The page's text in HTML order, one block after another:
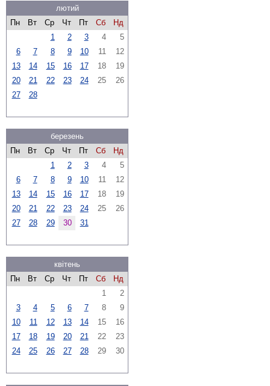
лютий
Пн
Вт Ср Чт Пт Сб
Нд
1
2 3 4
5
6
7 8 9 10 11
12
13
14 15 16 17 18
19
20
21 22 23 24 25
26
27
28
березень
Пн
Вт Ср Чт Пт Сб
Нд
1
2 3 4
5
6
7 8 9 10 11
12
13
14 15 16 17 18
19
20
21 22 23 24 25
26
27
28 29 30 31
квітень
Пн
Вт Ср Чт Пт Сб
Нд
1
2
3
4 5 6 7 8
9
10
11 12 13 14 15
16
17
18 19 20 21 22
23
24
25 26 27 28 29 30